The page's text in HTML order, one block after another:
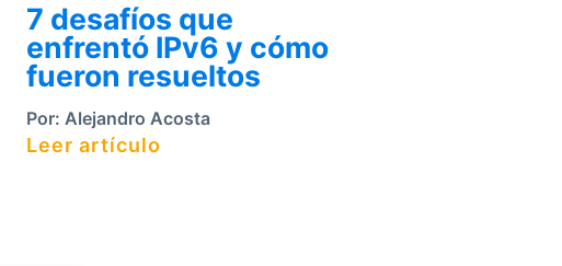
7 desafíos que
enfrentó IPv6 y cómo
fueron resueltos
Por: Alejandro Acosta
Leer artículo